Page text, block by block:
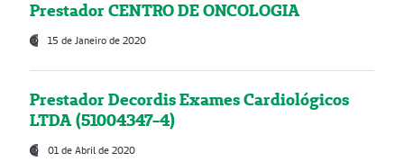
Prestador CENTRO DE ONCOLOGIA
15 de Janeiro de 2020
Prestador Decordis Exames Cardiológicos
LTDA (51004347-4)
01 de Abril de 2020